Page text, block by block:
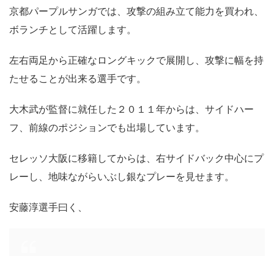
京都パープルサンガでは、攻撃の組み立て能力を買われ、
ボランチとして活躍します。
左右両足から正確なロングキックで展開し、攻撃に幅を持
たせることが出来る選手です。
大木武が監督に就任した２０１１年からは、サイドハー
フ、前線のポジションでも出場しています。
セレッソ大阪に移籍してからは、右サイドバック中心にプ
レーし、地味ながらいぶし銀なプレーを見せます。
安藤淳選手曰く、